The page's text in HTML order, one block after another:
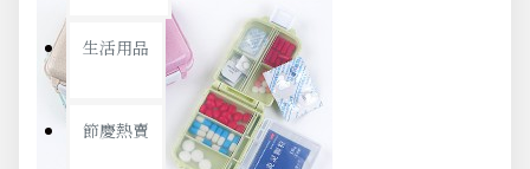
生活用品
節慶熱賣